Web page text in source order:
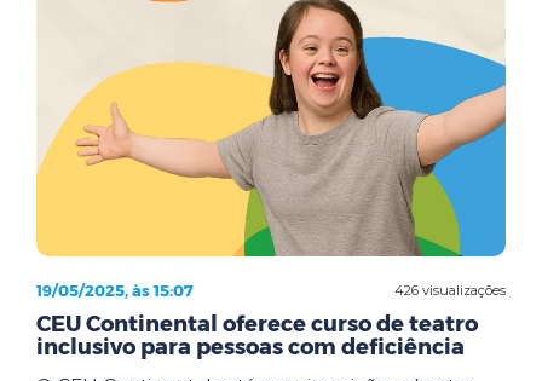
426 visualizações
19/05/2025, às 15:07
CEU Continental oferece curso de teatro
inclusivo para pessoas com deficiência